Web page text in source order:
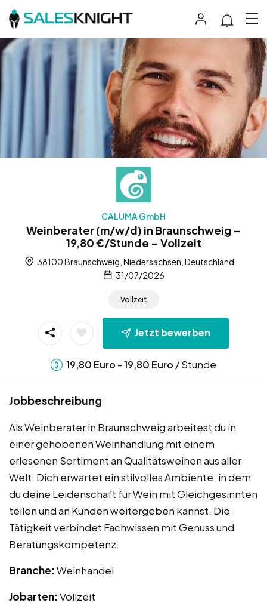
CALUMA GmbH
Weinberater (m/w/d) in Braunschweig –
19,80 €/Stunde – Vollzeit
38100 Braunschweig, Niedersachsen, Deutschland
31/07/2026
Vollzeit
Jetzt bewerben
19,80 Euro -19,80 Euro / Stunde
Jobbeschreibung
Als Weinberater in Braunschweig arbeitest du in
einer gehobenen Weinhandlung mit einem
erlesenen Sortiment an Qualitätsweinen aus aller
Welt. Dich erwartet ein stilvolles Ambiente, in dem
du deine Leidenschaft für Wein mit Gleichgesinnten
teilen und an Kunden weitergeben kannst. Die
Tätigkeit verbindet Fachwissen mit Genuss und
Beratungskompetenz.
Branche:Weinhandel
Jobarten:Vollzeit